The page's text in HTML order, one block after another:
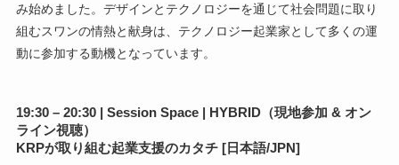
み始めました。デザインとテクノロジーを通じて社会問題に取り
組むスワンの情熱と献身は、テクノロジー起業家として多くの運
動に参加する動機となっています。
19:30 – 20:30 | Session Space | HYBRID（現地参加 & オン
ライン視聴）
KRPが取り組む起業支援のカタチ [日本語/JPN]